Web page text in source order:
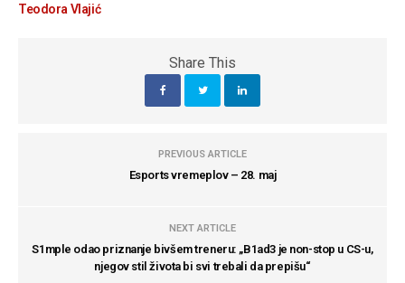
Teodora Vlajić
Share This
PREVIOUS ARTICLE
Esports vremeplov – 28. maj
NEXT ARTICLE
S1mple odao priznanje bivšem treneru: „B1ad3 je non-stop u CS-u,
njegov stil života bi svi trebali da prepišu“